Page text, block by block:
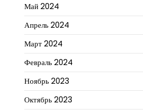
Май 2024
Апрель 2024
Март 2024
Февраль 2024
Ноябрь 2023
Октябрь 2023